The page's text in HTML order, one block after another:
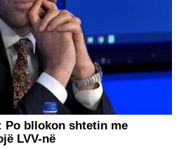
Po bllokon shtetin me
LVV-në